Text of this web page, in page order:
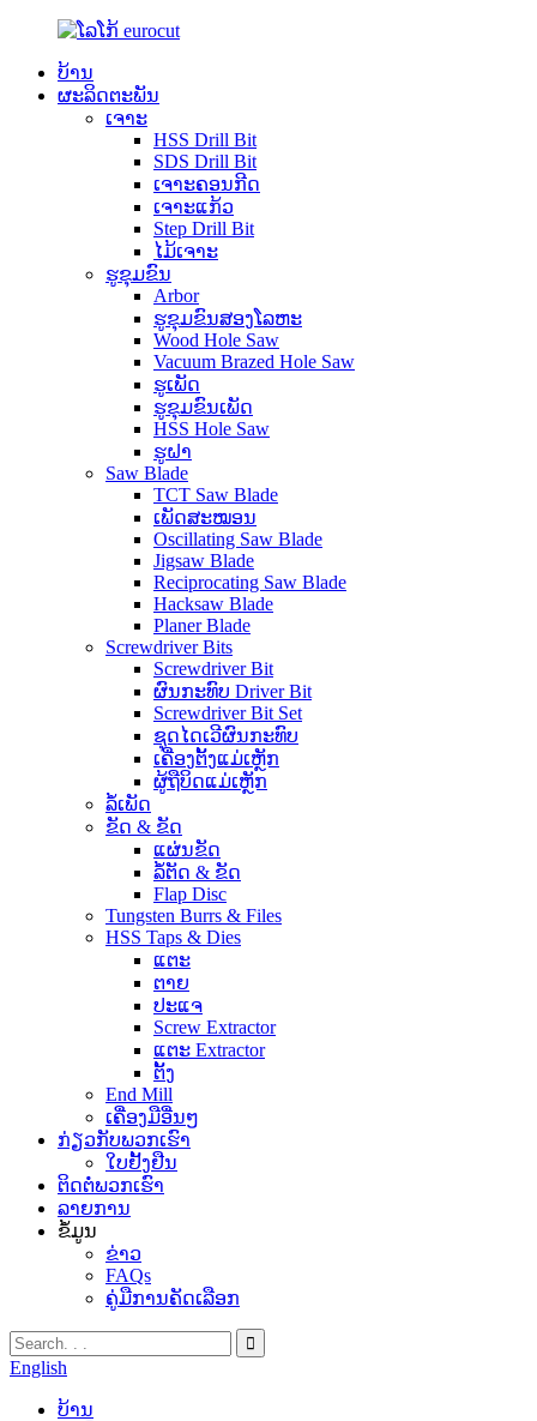
ບ້ານ
ຜະລິດຕະພັນ
ເຈາະ
HSS Drill Bit
SDS Drill Bit
ເຈາະຄອນກີດ
ເຈາະແກ້ວ
Step Drill Bit
ໄມ້ເຈາະ
ຮູຂຸມຂົນ
Arbor
ຮູຂຸມຂົນສອງໂລຫະ
Wood Hole Saw
Vacuum Brazed Hole Saw
ຮູເພັດ
ຮູຂຸມຂົນເພັດ
HSS Hole Saw
ຮູຝາ
Saw Blade
TCT Saw Blade
ເພັດສະໝອນ
Oscillating Saw Blade
Jigsaw Blade
Reciprocating Saw Blade
Hacksaw Blade
Planer Blade
Screwdriver Bits
Screwdriver Bit
ຜົນກະທົບ Driver Bit
Screwdriver Bit Set
ຊຸດໄດເວີຜົນກະທົບ
ເຄື່ອງຕັ້ງແມ່ເຫຼັກ
ຜູ້ຖືບິດແມ່ເຫຼັກ
ລໍ້ເພັດ
ຂັດ & ຂັດ
ແຜ່ນຂັດ
ລໍ້ຕັດ & ຂັດ
Flap Disc
Tungsten Burrs & Files
HSS Taps & Dies
ແຕະ
ຕາຍ
ປະແຈ
Screw Extractor
ແຕະ Extractor
ຕັ້ງ
End Mill
ເຄື່ອງມືອື່ນໆ
ກ່ຽວກັບພວກເຮົາ
ໃບຢັ້ງຢືນ
ຕິດຕໍ່ພວກເຮົາ
ລາຍການ
ຂໍ້ມູນ
ຂ່າວ
FAQs
ຄູ່ມືການຄັດເລືອກ
English
ບ້ານ